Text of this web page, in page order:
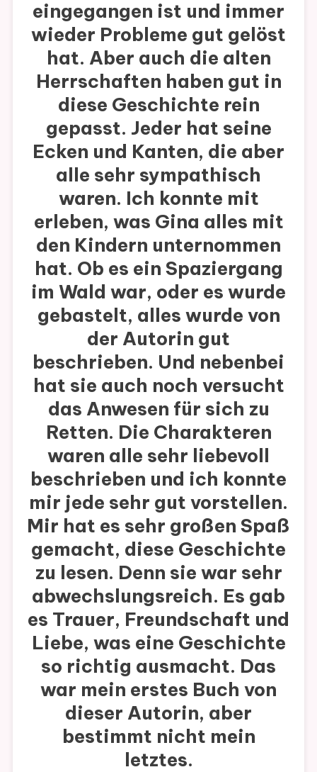
eingegangen ist und immer
wieder Probleme gut gelöst
hat. Aber auch die alten
Herrschaften haben gut in
diese Geschichte rein
gepasst. Jeder hat seine
Ecken und Kanten, die aber
alle sehr sympathisch
waren. Ich konnte mit
erleben, was Gina alles mit
den Kindern unternommen
hat. Ob es ein Spaziergang
im Wald war, oder es wurde
gebastelt, alles wurde von
der Autorin gut
beschrieben. Und nebenbei
hat sie auch noch versucht
das Anwesen für sich zu
Retten. Die Charakteren
waren alle sehr liebevoll
beschrieben und ich konnte
mir jede sehr gut vorstellen.
Mir hat es sehr großen Spaß
gemacht, diese Geschichte
zu lesen. Denn sie war sehr
abwechslungsreich. Es gab
es Trauer, Freundschaft und
Liebe, was eine Geschichte
so richtig ausmacht. Das
war mein erstes Buch von
dieser Autorin, aber
bestimmt nicht mein
letztes.